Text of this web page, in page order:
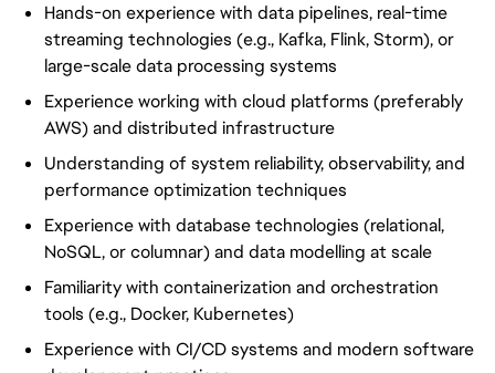
Hands-on experience with data pipelines, real-time
streaming technologies (e.g., Kafka, Flink, Storm), or
large-scale data processing systems
Experience working with cloud platforms (preferably
AWS) and distributed infrastructure
Understanding of system reliability, observability, and
performance optimization techniques
Experience with database technologies (relational,
NoSQL, or columnar) and data modelling at scale
Familiarity with containerization and orchestration
tools (e.g., Docker, Kubernetes)
Experience with CI/CD systems and modern software